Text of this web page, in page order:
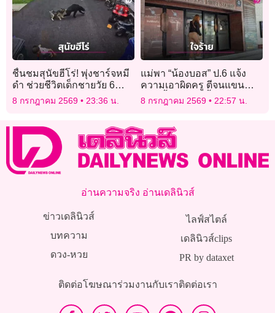
ชื่นชมสุนัขฮีโร่! พุ่งชาร์จหมี
ดำ ช่วยชีวิตเด็กชายวัย 6
ขวบ
8 กรกฎาคม 2569 23:36 น.
แม่พา “น้องบอส” ป.6 แจ้ง
ความเอาผิดครู ตีจนแขนช้ำ-
มีไข้ จี้โรงเรียนชี้แจง
มาตรการคุ้มครองเด็ก
8 กรกฎาคม 2569 22:57 น.
อ่านความจริง อ่านเดลินิวส์
ข่าวเดลินิวส์
บทความ
ดวง-หวย
ไลฟ์สไตล์
เดลินิวส์clips
PR by dataxet
ติดต่อโฆษณาร่วมงานกับเราติดต่อเรา